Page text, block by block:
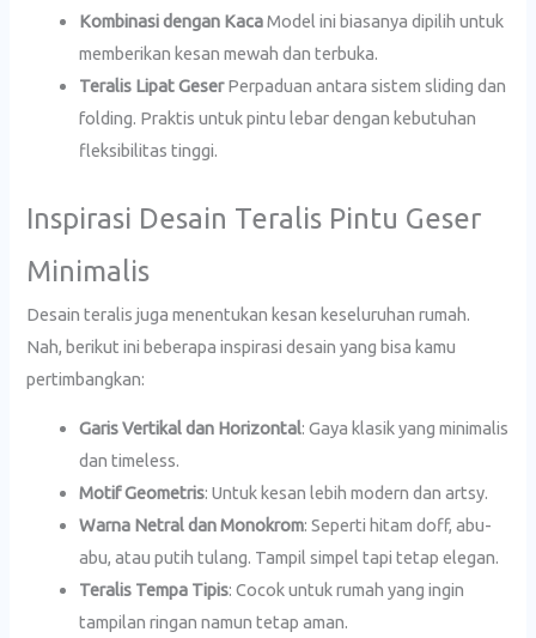
Kombinasi dengan KacaModel ini biasanya dipilih untuk
memberikan kesan mewah dan terbuka.
Teralis Lipat GeserPerpaduan antara sistem sliding dan
folding. Praktis untuk pintu lebar dengan kebutuhan
fleksibilitas tinggi.
Inspirasi Desain Teralis Pintu Geser
Minimalis
Desain teralis juga menentukan kesan keseluruhan rumah.
Nah, berikut ini beberapa inspirasi desain yang bisa kamu
pertimbangkan:
Garis Vertikal dan Horizontal: Gaya klasik yang minimalis
dan timeless.
Motif Geometris: Untuk kesan lebih modern dan artsy.
Warna Netral dan Monokrom: Seperti hitam doff, abu-
abu, atau putih tulang. Tampil simpel tapi tetap elegan.
Teralis Tempa Tipis: Cocok untuk rumah yang ingin
tampilan ringan namun tetap aman.